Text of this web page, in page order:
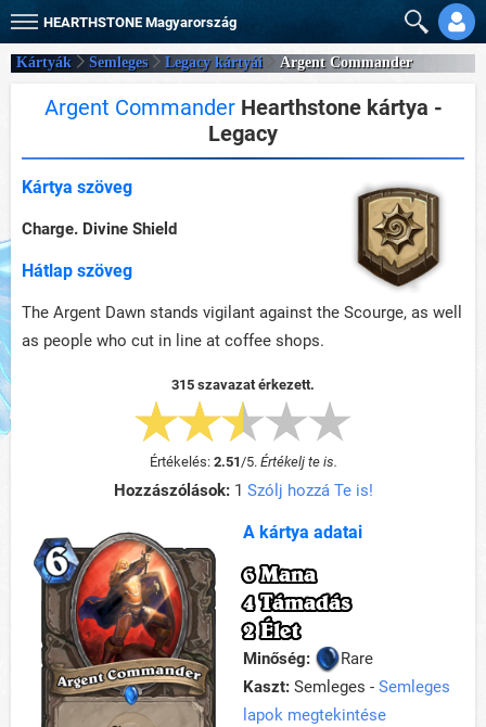
HEARTHSTONE Magyarország
Kártyák Semleges Legacy kártyái Argent Commander
Argent CommanderHearthstone kártya -
Legacy
Kártya szöveg
Charge. Divine Shield
Hátlap szöveg
The Argent Dawn stands vigilant against the Scourge, as well
as people who cut in line at coffee shops.
315 szavazat érkezett.
Értékelés: 2.51/5. Értékelj te is.
Hozzászólások:1 Szólj hozzá Te is!
A kártya adatai
6 Mana
4 Támadás
2 Élet
Minőség:
Rare
Kaszt: Semleges - Semleges
lapok megtekintése